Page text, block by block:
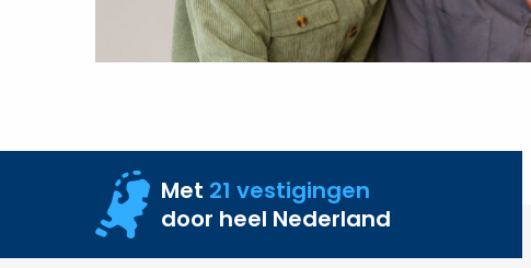
Met 21 vestigingen
door heel Nederland